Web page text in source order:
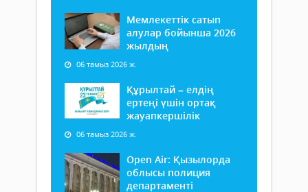
Мемлекеттік сатып
алулар бойынша 2026
жылдың
06 тамыз 2026 ж.
Құрылтай – елдің
ертеңі үшін ортақ
жауапкершілік
06 тамыз 2026 ж.
Open Air: Қызылорда
облысы полиция
департаменті